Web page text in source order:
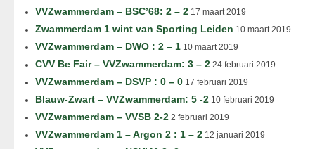
VVZwammerdam – BSC’68: 2 – 2 17 maart 2019
Zwammerdam 1 wint van Sporting Leiden 10 maart 2019
VVZwammerdam – DWO : 2 – 1 10 maart 2019
CVV Be Fair – VVZwammerdam: 3 – 2 24 februari 2019
VVZwammerdam – DSVP : 0 – 0 17 februari 2019
Blauw-Zwart – VVZwammerdam: 5 -2 10 februari 2019
VVZwammerdam – VVSB 2-2 2 februari 2019
VVZwammerdam 1 – Argon 2 : 1 – 2 12 januari 2019